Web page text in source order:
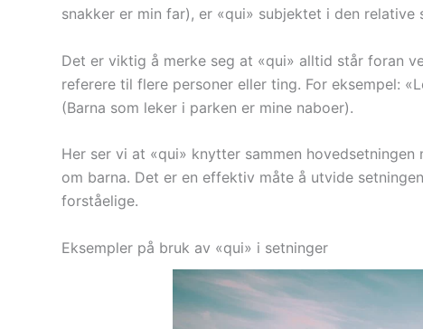
snakker er min far), er «qui» subjektet i den relative
Det er viktig å merke seg at «qui» alltid står foran
referere til flere personer eller ting. For eksempel:
(Barna som leker i parken er mine naboer).
Her ser vi at «qui» knytter sammen
om barna. Det er en effektiv måte å utvide
forståelige.
Eksempler på bruk av «qui» i setninger